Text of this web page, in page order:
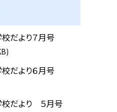
だより７月号
だより６月号
校だより ５月号